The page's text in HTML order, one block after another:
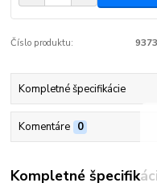
Číslo produktu:
Kompletné špecifikácie
Komentáre 0
Kompletné